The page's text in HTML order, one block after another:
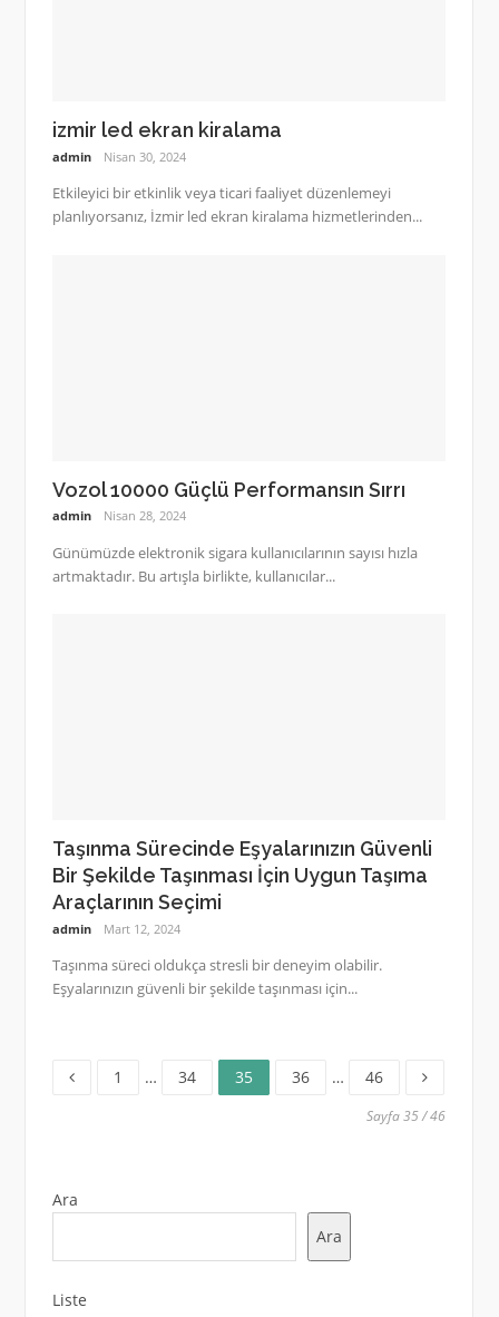
izmir led ekran kiralama
admin Nisan 30, 2024
Etkileyici bir etkinlik veya ticari faaliyet düzenlemeyi
planlıyorsanız, İzmir led ekran kiralama hizmetlerinden...
Vozol 10000 Güçlü Performansın Sırrı
admin Nisan 28, 2024
Günümüzde elektronik sigara kullanıcılarının sayısı hızla
artmaktadır. Bu artışla birlikte, kullanıcılar...
Taşınma Sürecinde Eşyalarınızın Güvenli
Bir Şekilde Taşınması İçin Uygun Taşıma
Araçlarının Seçimi
admin Mart 12, 2024
Taşınma süreci oldukça stresli bir deneyim olabilir.
Eşyalarınızın güvenli bir şekilde taşınması için...
Yazı
Sayfa
1 … Sayfa
34 Sayfa
35 Sayfa
36 … Sayfa
46
Sayfa 35 / 46
Ara
Ara
Liste